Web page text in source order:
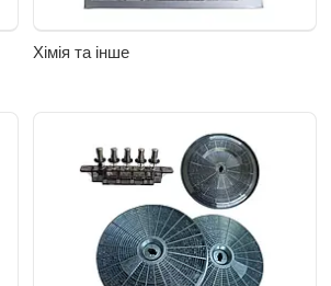
Хімія та інше